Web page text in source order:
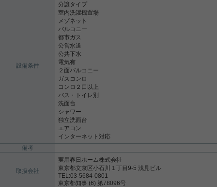
設備条件
分譲タイプ
室内洗濯機置場
メゾネット
バルコニー
都市ガス
公営水道
公共下水
電気有
２面バルコニー
ガスコンロ
コンロ２口以上
バス・トイレ別
洗面台
シャワー
独立洗面台
エアコン
インターネット対応
備考
取扱会社
実用春日ホーム株式会社
東京都文京区小石川１丁目9-5 浅見ビル
TEL:03-5684-0801
東京都知事 (6) 第78096号